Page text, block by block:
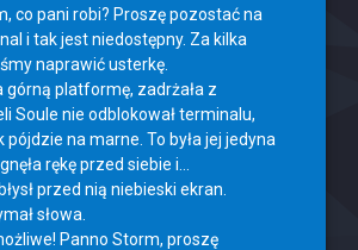
co pani robi? Proszę pozostać na
i tak jest niedostępny. Za kilka
naprawić usterkę.
górną platformę, zadrżała z
Soule nie odblokował terminalu,
pójdzie na marne. To była jej jedyna
rękę przed siebie i…
przed nią niebieski ekran.
słowa.
Panno Storm, proszę